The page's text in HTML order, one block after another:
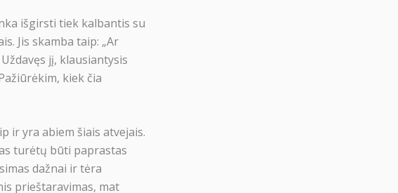
išgirsti tiek kalbantis su
Jis skamba taip: „Ar
jį, klausiantysis
kiek čia
ir yra abiem šiais atvejais.
turėtų būti paprastas
dažnai ir tėra
prieštaravimas, mat